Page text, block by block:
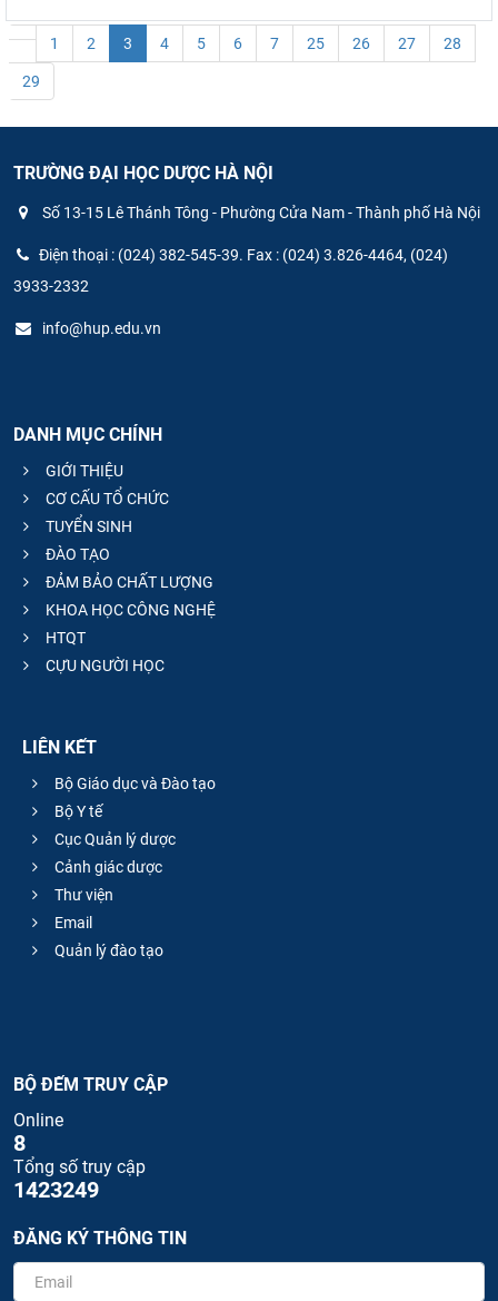
1 2 3 4 5 6 7 25 26 27 28
29
TRƯỜNG ĐẠI HỌC DƯỢC HÀ NỘI
Số 13-15 Lê Thánh Tông - Phường Cửa Nam - Thành phố Hà Nội
Điện thoại : (024) 382-545-39. Fax : (024) 3.826-4464, (024)
3933-2332
info@hup.edu.vn
DANH MỤC CHÍNH
GIỚI THIỆU
CƠ CẤU TỔ CHỨC
TUYỂN SINH
ĐÀO TẠO
ĐẢM BẢO CHẤT LƯỢNG
KHOA HỌC CÔNG NGHỆ
HTQT
CỰU NGƯỜI HỌC
LIÊN KẾT
Bộ Giáo dục và Đào tạo
Bộ Y tế
Cục Quản lý dược
Cảnh giác dược
Thư viện
Email
Quản lý đào tạo
BỘ ĐẾM TRUY CẬP
Online
8
Tổng số truy cập
1423249
ĐĂNG KÝ THÔNG TIN